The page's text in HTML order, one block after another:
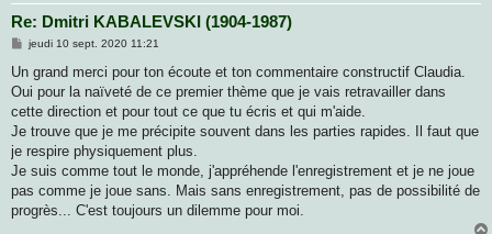
Re: Dmitri KABALEVSKI (1904-1987)
M
s
a
g
jeudi 10 sept. 2020 11:21
Un grand merci pour ton écoute et ton commentaire constructif Claudia.
Oui pour la naïveté de ce premier thème que je vais retravailler dans
cette direction et pour tout ce que tu écris et qui m'aide.
Je trouve que je me précipite souvent dans les parties rapides. Il faut que
je respire physiquement plus.
Je suis comme tout le monde, j'appréhende l'enregistrement et je ne joue
pas comme je joue sans. Mais sans enregistrement, pas de possibilité de
progrès... C'est toujours un dilemme pour moi.